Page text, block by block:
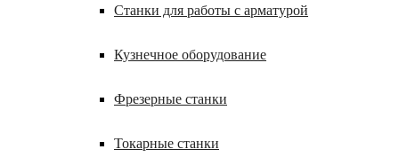
Станки для работы с арматурой
Кузнечное оборудование
Фрезерные станки
Токарные станки